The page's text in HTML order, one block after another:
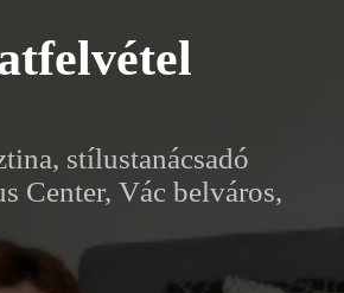
stílustanácsadó
Center, Vác belváros,